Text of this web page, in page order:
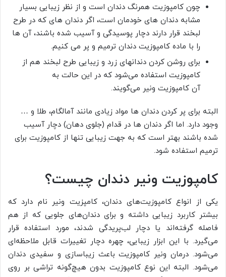
چون کامپوزیت همرنگ دندان است و از نظر زیبایی بسیار
مشابه دندان های خودمان است، اگر دندان های که در طرح
لبخند قرار دارند دچار پوسیدگی و آسیب شده باشند، آن ها
را با ماده کامپوزیت دندان ترمیم و پر می کنیم.
برای روشن کردن دندانهای زرد و زیبایی طرح لبخند هم از
کامپوزیت استفاده می‌شود که در این حالت به
آن کامپوزیت ونیر می‌گویند.
البته برای پر کردن دندان ها مواد زیادی مانند آمالگام، طلا و …
وجود دارد. اما اگر دندان ها در قدام (جلوی دهان) دچار آسیب
شده باشند بهتر است که به جهت زیبایی تنها از کامپوزیت برای
ترمیم استفاده شود.
کامپوزیت ونیر دندان چیست؟
یکی از انواع کامپوزیت‌های دندان، کامپزیت ونیر نام دارد که
بیشتر کاربرد زیبایی داشته و برای دندان‌های جلویی که از هم
فاصله گرفته‌اند یا دچار لب‌پریدگی شدند، مورد استفاده قرار
می‌گیرد. با این ابزار زیبایی، چهره دچار تغییرات قابل ملاحظه‌ای
می‌شود. درمان ونیر کامپوزیت باعث زیباسازی و سفیدی دندان
می‌شود. البته این نوع کامپوزیت بدون هیچ‌گونه تراشی بر روی